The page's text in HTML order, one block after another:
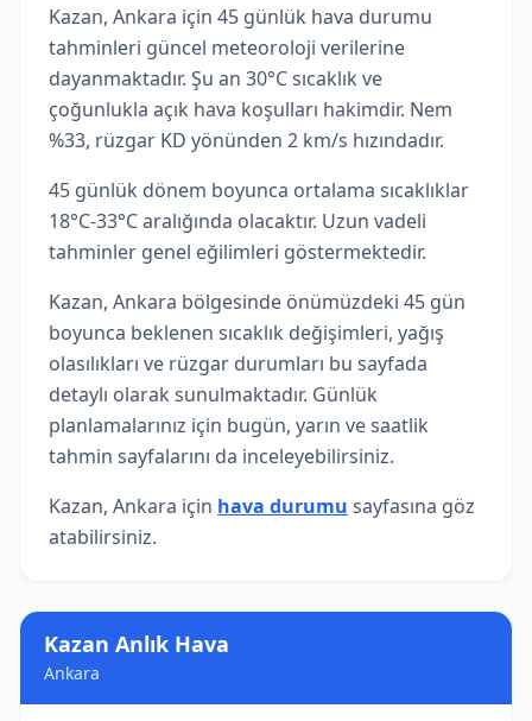
Kazan Anlık Hava
Ankara
Kazan, Ankara için 45 günlük hava durumu
tahminleri güncel meteoroloji verilerine
dayanmaktadır. Şu an 30°C sıcaklık ve
çoğunlukla açık hava koşulları hakimdir. Nem
%33, rüzgar KD yönünden 2 km/s hızındadır.
45 günlük dönem boyunca ortalama sıcaklıklar
18°C-33°C aralığında olacaktır. Uzun vadeli
tahminler genel eğilimleri göstermektedir.
Kazan, Ankara bölgesinde önümüzdeki 45 gün
boyunca beklenen sıcaklık değişimleri, yağış
olasılıkları ve rüzgar durumları bu sayfada
detaylı olarak sunulmaktadır. Günlük
planlamalarınız için bugün, yarın ve saatlik
tahmin sayfalarını da inceleyebilirsiniz.
Kazan, Ankara için hava durumu sayfasına göz
atabilirsiniz.